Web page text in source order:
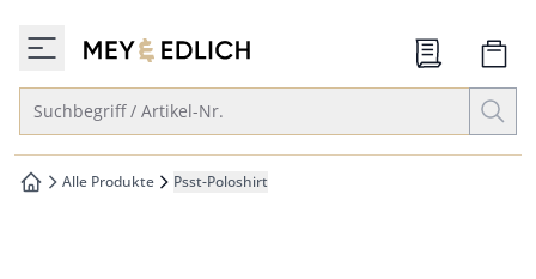
springen
springen
zur Startseite
Suchbegriff / Artikel-Nr.
zur Startseite
Alle Produkte Psst-Poloshirt